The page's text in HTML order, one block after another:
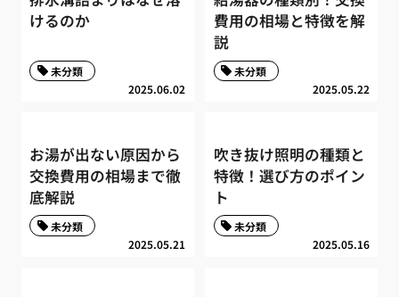
けるのか
2025.06.02
未分類
費用の相場と特徴を解
説
2025.05.22
未分類
お湯が出ない原因から
交換費用の相場まで徹
底解説
2025.05.21
未分類
吹き抜け照明の種類と
特徴！選び方のポイン
ト
2025.05.16
未分類